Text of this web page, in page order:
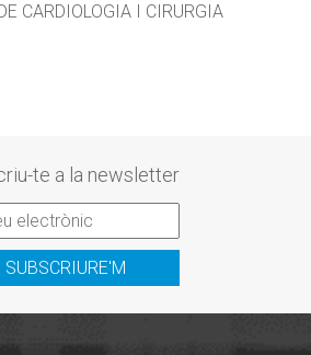
CARDIOLOGIA I CIRURGIA
te a la newsletter
SUBSCRIURE'M